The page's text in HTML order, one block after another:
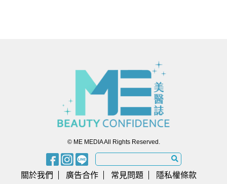
© ME MEDIA All Rights Reserved.
關於我們 廣告合作 常見問題 隱私權條款